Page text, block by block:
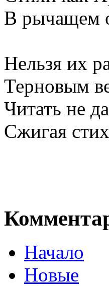
В рычащем
Нельзя их
Терновым
Читать не
Сжигая
Начало
Новые